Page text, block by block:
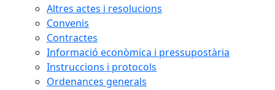
Altres actes i resolucions
Convenis
Contractes
Informació econòmica i pressupostària
Instruccions i protocols
Ordenances generals